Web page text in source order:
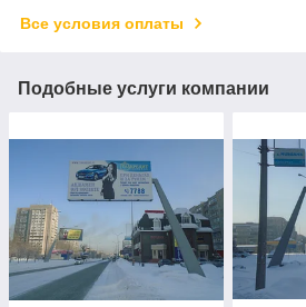
Все условия оплаты
Подобные услуги компании